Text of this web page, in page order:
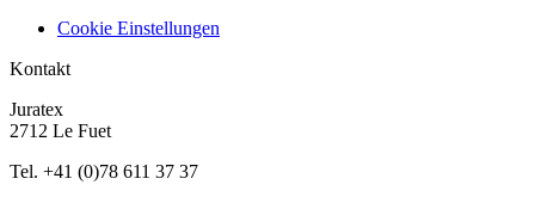
Cookie Einstellungen
Kontakt
Juratex
2712 Le Fuet
Tel. +41 (0)78 611 37 37